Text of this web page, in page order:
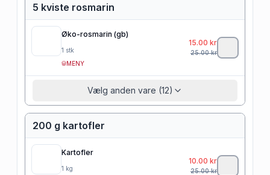
5 kviste rosmarin
Øko-rosmarin (gb)
1 stk
MENY
15.00 kr
25.00kr
Vælg anden vare (12)
200 g kartofler
Kartofler
1 kg
10.00 kr
25.00kr